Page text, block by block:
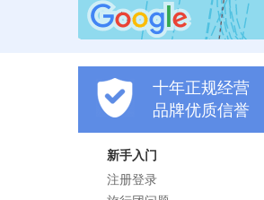
十年正规经营
品牌优质信誉
新手入门
注册登录